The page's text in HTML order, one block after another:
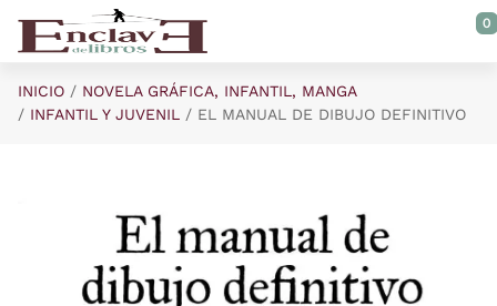
Saltar al contenido principal
0
INICIO
NOVELA GRÁFICA, INFANTIL, MANGA
INFANTIL Y JUVENIL
EL MANUAL DE DIBUJO DEFINITIVO